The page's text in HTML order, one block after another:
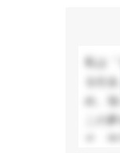
在す
た。
決に
貴社
的な
なく
私は
る社
め、
この
す。